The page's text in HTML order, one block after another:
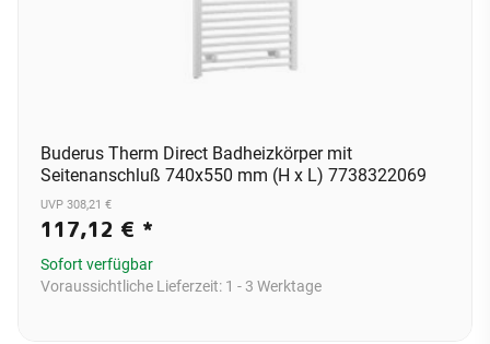
Buderus Therm Direct Badheizkörper mit
Seitenanschluß 740x550 mm (H x L) 7738322069
UVP 308,21 €
117,12 € *
Sofort verfügbar
Voraussichtliche Lieferzeit: 1 - 3 Werktage